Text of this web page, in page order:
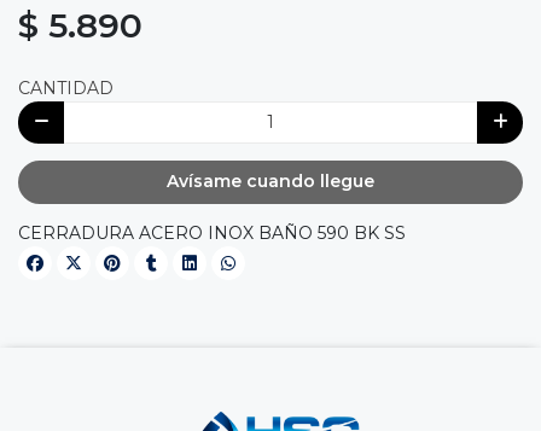
$ 5.890
CANTIDAD
Avísame cuando llegue
CERRADURA ACERO INOX BAÑO 590 BK SS